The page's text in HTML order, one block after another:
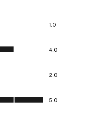
1.0
4.0
2.0
5.0